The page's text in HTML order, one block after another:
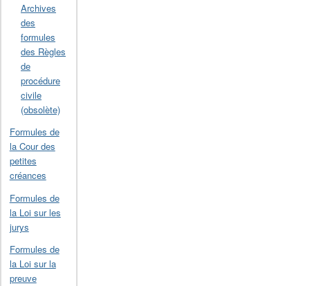
Archives
des
formules
des Règles
de
procédure
civile
(obsolète)
Formules de
la Cour des
petites
créances
Formules de
la Loi sur les
jurys
Formules de
la Loi sur la
preuve